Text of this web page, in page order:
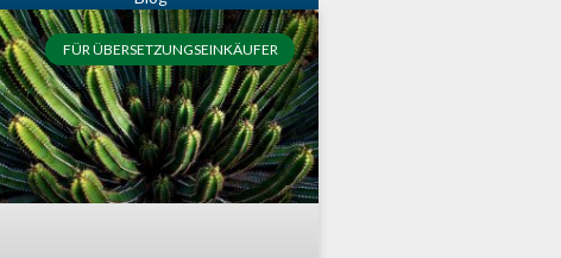
FÜR ÜBERSETZUNGSEINKÄUFER